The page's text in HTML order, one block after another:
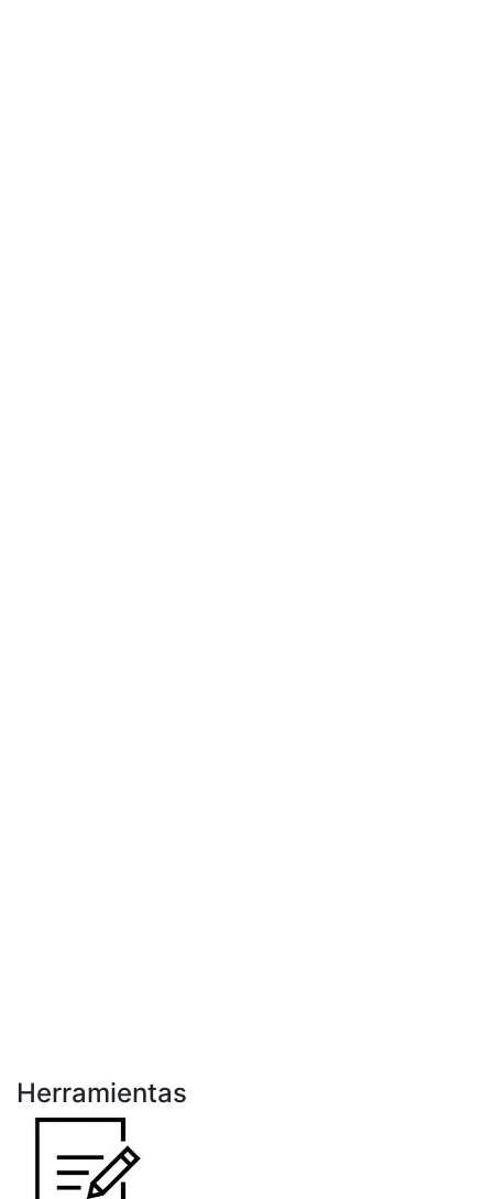
Herramientas